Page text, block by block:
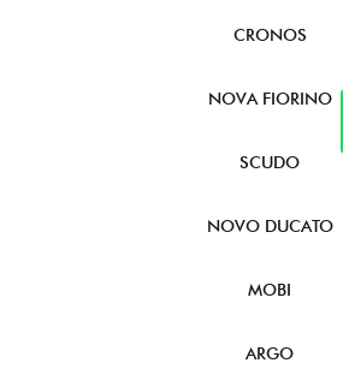
CRONOS
NOVA FIORINO
SCUDO
NOVO DUCATO
MOBI
ARGO